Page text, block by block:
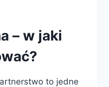
– w jaki
to jedne